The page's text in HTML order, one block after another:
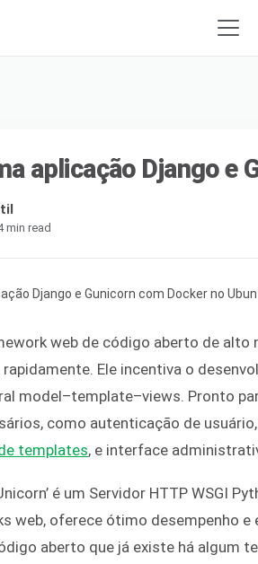
aplicação Django e
min read
web de código aberto de alto
Ele incentiva o
model–template–views. Pronto
como autenticação de
templates, e interface
é um Servidor HTTP WSGI
web, oferece ótimo desempenho
aberto que já existe há algum